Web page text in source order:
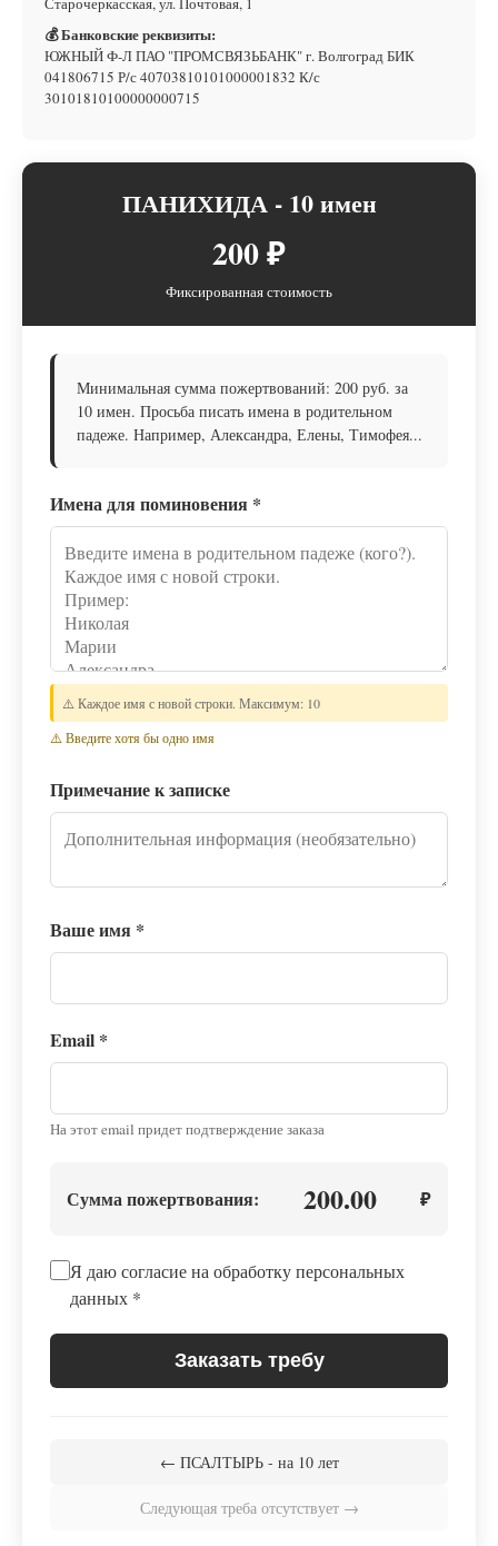
💰 Банковские реквизиты:
ЮЖНЫЙ Ф-Л ПАО "ПРОМСВЯЗЬБАНК" г. Волгоград БИК
041806715 Р/с 40703810101000001832 К/с
30101810100000000715
ПАНИХИДА - 10 имен
200 ₽
Фиксированная стоимость
Минимальная сумма пожертвований: 200 руб. за
10 имен. Просьба писать имена в родительном
падеже. Например, Александра, Елены, Тимофея...
Имена для поминовения *
⚠️ Каждое имя с новой строки. Максимум: 10
⚠️ Введите хотя бы одно имя
Примечание к записке
Ваше имя *
Email *
На этот email придет подтверждение заказа
Сумма пожертвования: 200.00 ₽
Я даю согласие на обработку персональных
данных *
Заказать требу
← ПСАЛТЫРЬ - на 10 лет
Следующая треба отсутствует →